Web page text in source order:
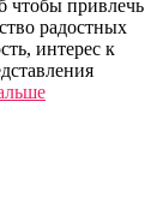
чтобы привлечь
радостных
интерес к